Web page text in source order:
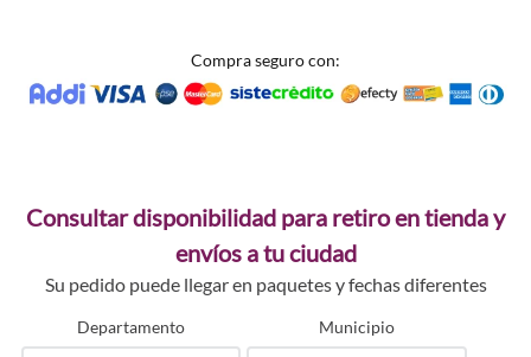
Compra seguro con:
Consultar disponibilidad para retiro en tienda y
envíos a tu ciudad
Su pedido puede llegar en paquetes y fechas diferentes
Departamento Municipio